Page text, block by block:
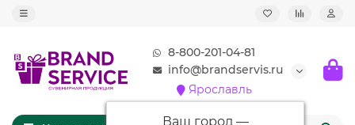
8-800-201-04-81
info@brandservis.ru
Ярославль
Ваш город —